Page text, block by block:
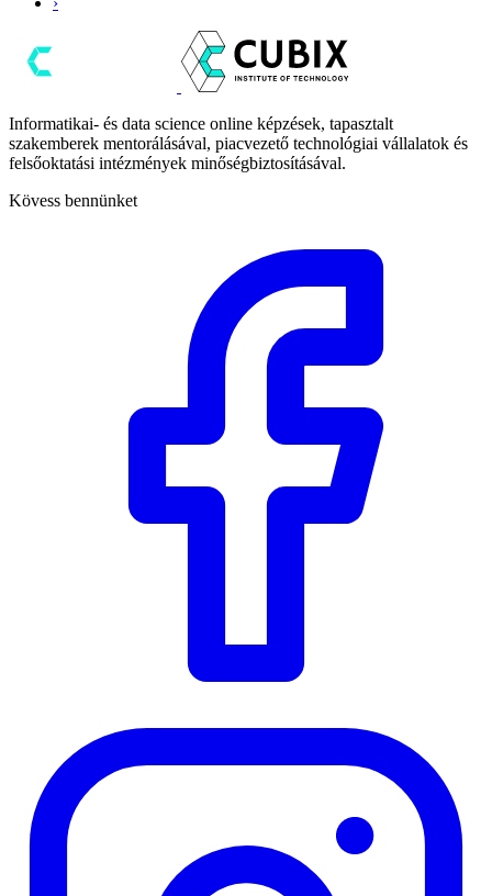
Informatikai- és data science online képzések, tapasztalt
szakemberek mentorálásával, piacvezető technológiai vállalatok és
felsőoktatási intézmények minőségbiztosításával.
Kövess bennünket